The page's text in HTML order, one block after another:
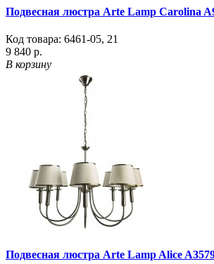
Подвесная люстра Arte Lamp Carolina
Код товара: 6461-05, 21
9 840 р.
В корзину
Подвесная люстра Arte Lamp Alice